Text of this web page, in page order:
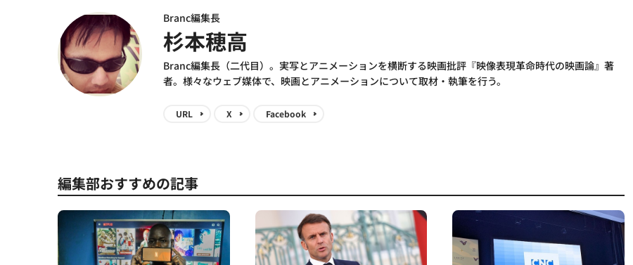
Branc編集長
杉本穂高
Branc編集長（二代目）。実写とアニメーションを横断する映画批評『映像表現革命時代の映画論』著
者。様々なウェブ媒体で、映画とアニメーションについて取材・執筆を行う。
URL X Facebook
編集部おすすめの記事